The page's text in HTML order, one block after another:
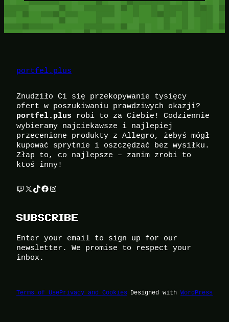
portfel.plus
Znudziło Ci się przekopywanie tysięcy
ofert w poszukiwaniu prawdziwych okazji?
portfel.plus robi to za Ciebie! Codziennie
wybieramy najciekawsze i najlepiej
przecenione produkty z Allegro, żebyś mógł
kupować sprytnie i oszczędzać bez wysiłku.
Złap to, co najlepsze – zanim zrobi to
ktoś inny!
Twitch X TikTok Facebook Instagram
SUBSCRIBE
Enter your email to sign up for our
newsletter. We promise to respect your
inbox.
Terms of UsePrivacy and Cookies Designed with WordPress